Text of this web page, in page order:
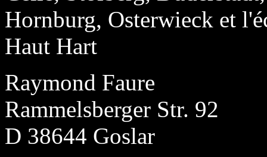
Hornburg, Osterwieck et
Haut Hart
Raymond Faure
Rammelsberger Str. 92
D 38644 Goslar